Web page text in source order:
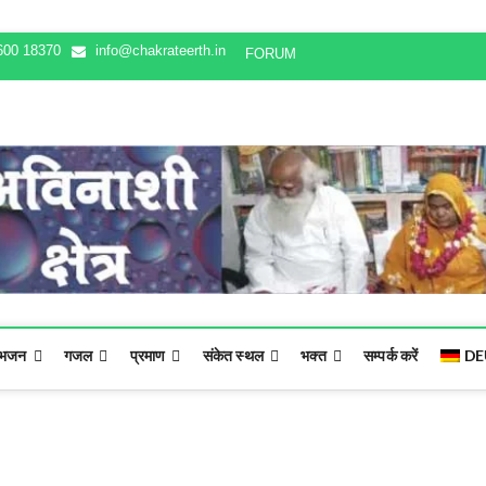
18370 info@chakrateerth.in FORUM
गजल प्रमाण संकेत स्थल भक्‍त सम्पर्क करें